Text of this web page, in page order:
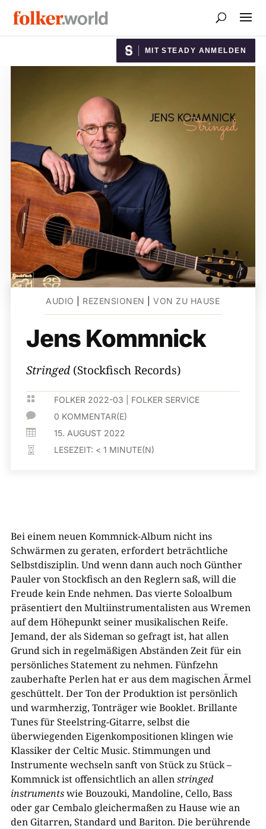
MIT STEADY ANMELDEN
AUDIO REZENSIONEN |VON ZU HAUSE
Jens Kommnick
Stringed (Stockfisch Records)
 FOLKER 2022-03 FOLKER SERVICE
 0 KOMMENTAR(E)
 15. AUGUST 2022
 LESEZEIT: < 1 MINUTE(N)
Bei einem neuen Kommnick-Album nicht ins
Schwärmen zu geraten, erfordert beträchtliche
Selbstdisziplin. Und wenn dann auch noch Günther
Pauler von Stockfisch an den Reglern saß, will die
Freude kein Ende nehmen. Das vierte Soloalbum
präsentiert den Multiinstrumentalisten aus Wremen
auf dem Höhepunkt seiner musikalischen Reife.
Jemand, der als Sideman so gefragt ist, hat allen
Grund sich in regelmäßigen Abständen Zeit für ein
persönliches Statement zu nehmen. Fünfzehn
zauberhafte Perlen hat er aus dem magischen Ärmel
geschüttelt. Der Ton der Produktion ist persönlich
und warmherzig, Tonträger wie Booklet. Brillante
Tunes für Steelstring-Gitarre, selbst die
überwiegenden Eigenkompositionen klingen wie
Klassiker der Celtic Music. Stimmungen und
Instrumente wechseln sanft von Stück zu Stück –
Kommnick ist offensichtlich an allenstringed
instrumentswie Bouzouki, Mandoline, Cello, Bass
oder gar Cembalo gleichermaßen zu Hause wie an
den Gitarren, Standard und Bariton. Die berührende